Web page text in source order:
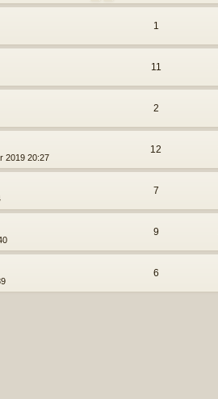
1
11
2
2019 20:27
12
7
9
6